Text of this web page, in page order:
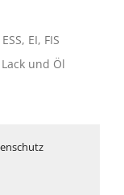
EI, FIS
und Öl